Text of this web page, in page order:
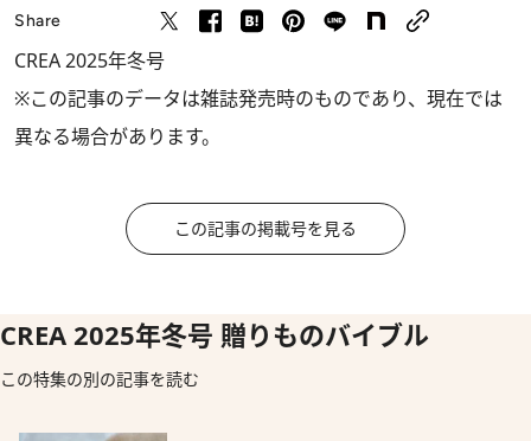
Share
CREA 2025年冬号
※この記事のデータは雑誌発売時のものであり、現在では
異なる場合があります。
この記事の掲載号を見る
CREA 2025年冬号 贈りものバイブル
この特集の別の記事を読む